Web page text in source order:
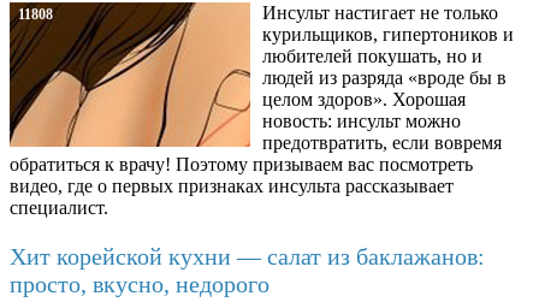
11808
Инсульт настигает не только
курильщиков, гипертоников и
любителей покушать, но и
людей из разряда «вроде бы в
целом здоров». Хорошая
новость: инсульт можно
предотвратить, если вовремя
обратиться к врачу! Поэтому призываем вас посмотреть
видео, где о первых признаках инсульта рассказывает
специалист.
Хит корейской кухни — салат из баклажанов:
просто, вкусно, недорого